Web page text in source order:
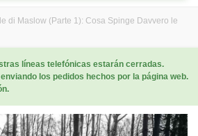
di Maslow (Parte 1): Cosa Spinge Davvero le
líneas telefónicas estarán cerradas.
los pedidos hechos por la página web.